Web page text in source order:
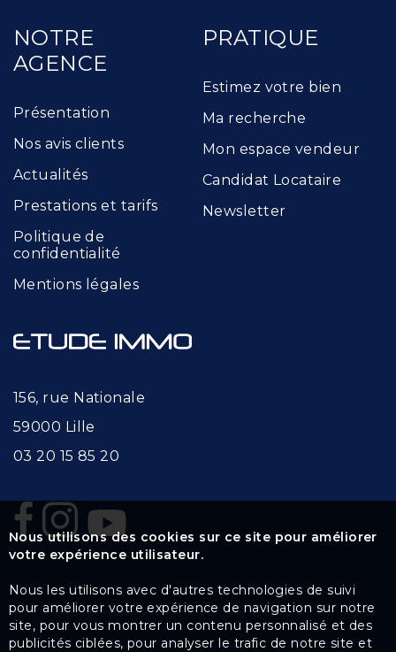
NOTRE
AGENCE
Présentation
Nos avis clients
Actualités
Prestations et tarifs
Politique de
confidentialité
Mentions légales
PRATIQUE
Estimez votre bien
Ma recherche
Mon espace vendeur
Candidat Locataire
Newsletter
156, rue Nationale
59000 Lille
03 20 15 85 20
Nous utilisons des cookies sur ce site pour améliorer
votre expérience utilisateur.
Nous les utilisons avec d'autres technologies de suivi
pour améliorer votre expérience de navigation sur notre
site, pour vous montrer un contenu personnalisé et des
publicités ciblées, pour analyser le trafic de notre site et